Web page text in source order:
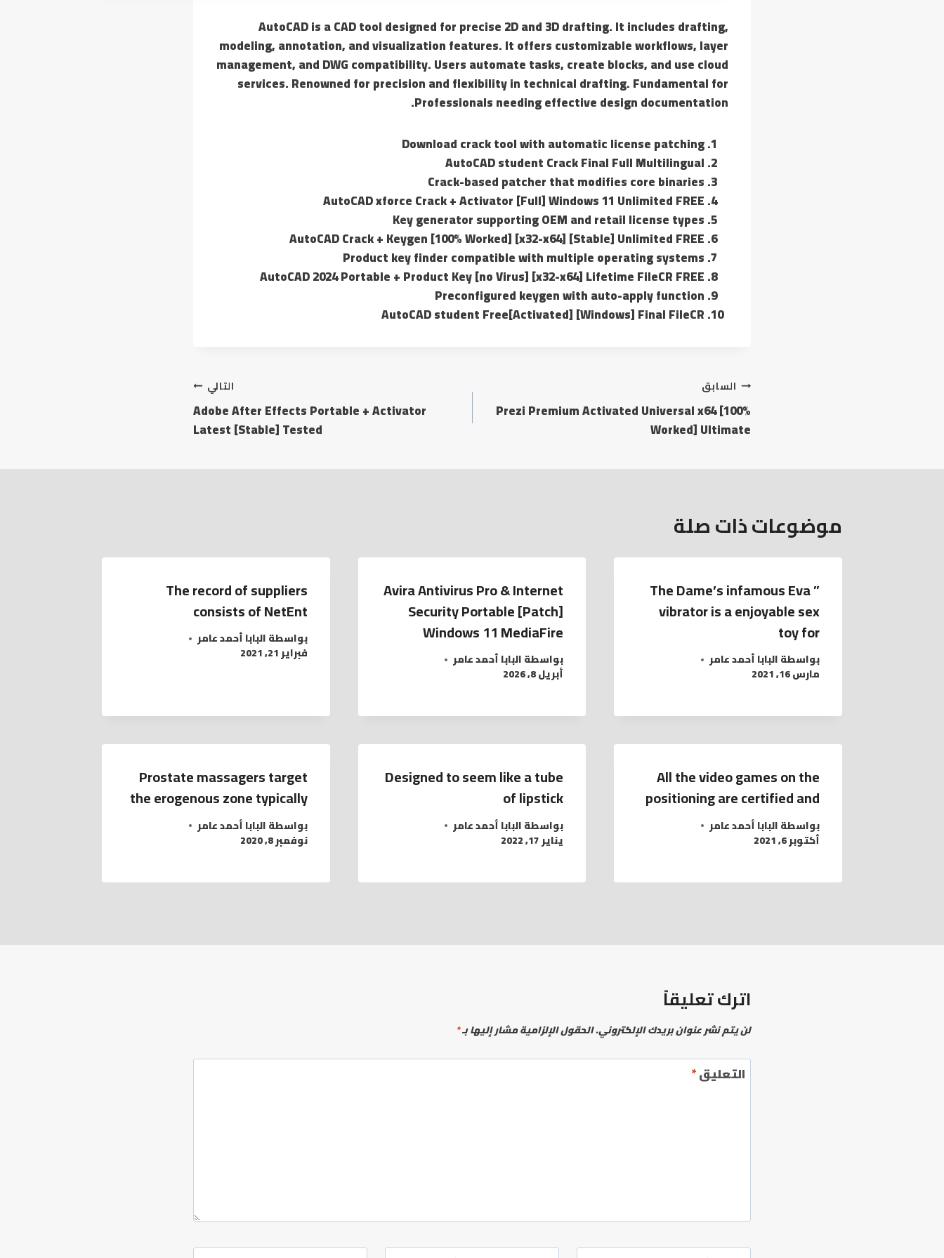
AutoCAD is a CAD tool designed for precise 2D and 3D drafting. It includes drafting,
modeling, annotation, and visualization features. It offers customizable workflows, layer
management, and DWG compatibility. Users automate tasks, create blocks, and use cloud
services. Renowned for precision and flexibility in technical drafting. Fundamental for
Professionals needing effective design documentation.
Download crack tool with automatic license patching
AutoCAD student Crack Final Full Multilingual
Crack-based patcher that modifies core binaries
AutoCAD xforce Crack + Activator [Full] Windows 11 Unlimited FREE
Key generator supporting OEM and retail license types
AutoCAD Crack + Keygen [100% Worked] [x32-x64] [Stable] Unlimited FREE
Product key finder compatible with multiple operating systems
AutoCAD 2024 Portable + Product Key [no Virus] [x32-x64] Lifetime FileCR FREE
Preconfigured keygen with auto-apply function
AutoCAD student Free[Activated] [Windows] Final FileCR
تصفّح
المقالات
السابق
Prezi Premium Activated Universal x64 [100%
Worked] Ultimate
التالي
Adobe After Effects Portable + Activator
Latest [Stable] Tested
موضوعات ذات صلة
” The Dame’s infamous Eva
vibrator is a enjoyable sex
toy for
بواسطةالبابا أحمد عامر
مارس 16, 2021
Avira Antivirus Pro & Internet
Security Portable [Patch]
Windows 11 MediaFire
بواسطةالبابا أحمد عامر
أبريل 8, 2026
The record of suppliers
consists of NetEnt
بواسطةالبابا أحمد عامر
فبراير 21, 2021
All the video games on the
positioning are certified and
بواسطةالبابا أحمد عامر
أكتوبر 6, 2021
Designed to seem like a tube
of lipstick
بواسطةالبابا أحمد عامر
يناير 17, 2022
Prostate massagers target
the erogenous zone typically
بواسطةالبابا أحمد عامر
نوفمبر 8, 2020
اترك تعليقاً
لن يتم نشر عنوان بريدك الإلكتروني.الحقول الإلزامية مشار إليها بـ*
التعليق*